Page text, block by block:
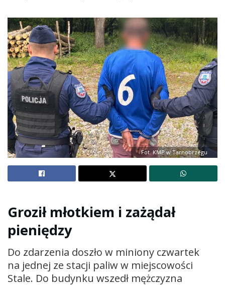
Fot. KMP w Tarnobrzegu
Groził młotkiem i zażądał
pieniędzy
Do zdarzenia doszło w miniony czwartek
na jednej ze stacji paliw w miejscowości
Stale. Do budynku wszedł mężczyzna